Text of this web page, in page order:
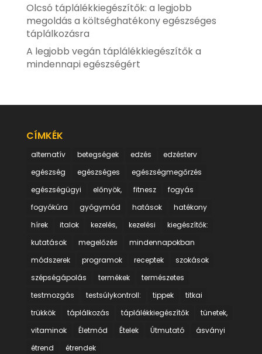
Olcsó táplálékkiegészítők: a legjobb
megoldás a költséghatékony egészséges
táplálkozásra
A legjobb vegán táplálékkiegészítők a
mindennapi egészségért
CÍMKÉK
alternatív betegségek edzés
edzésterv
egészség
egészséges
egészségmegőrzés
egészségügyi
előnyök, fitnesz
fogyás
fogyókúra
gyógymód hatások
hatékony
hírek
italok kezelés, kezelési
kiegészítők:
kutatások
megelőzés
mindennapokban
módszerek
programok receptek
szokások
szépségápolás
termékek
természetes
testmozgás
testsúlykontroll: tippek
titkai
trükkök
táplálkozás táplálékkiegészítők
tünetek,
vitaminok
Életmód Ételek Útmutató
ásványi
étrend
étrendek